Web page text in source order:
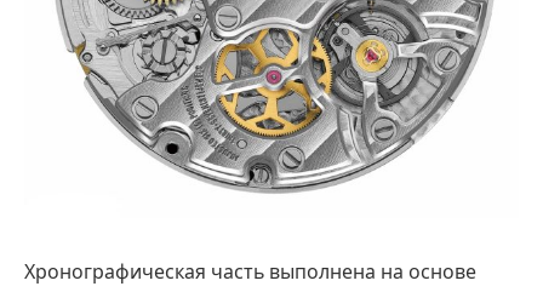
Хронографическая часть выполнена на основе